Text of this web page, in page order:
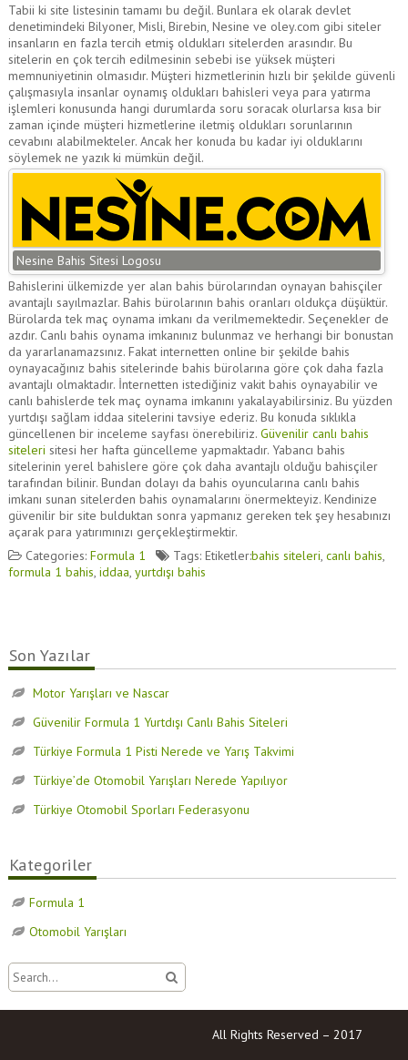
Tabii ki site listesinin tamamı bu değil. Bunlara ek olarak devlet
denetimindeki Bilyoner, Misli, Birebin, Nesine ve oley.com gibi siteler
insanların en fazla tercih etmiş oldukları sitelerden arasındır. Bu
sitelerin en çok tercih edilmesinin sebebi ise yüksek müşteri
memnuniyetinin olmasıdır. Müşteri hizmetlerinin hızlı bir şekilde güvenli
çalışmasıyla insanlar oynamış oldukları bahisleri veya para yatırma
işlemleri konusunda hangi durumlarda soru soracak olurlarsa kısa bir
zaman içinde müşteri hizmetlerine iletmiş oldukları sorunlarının
cevabını alabilmekteler. Ancak her konuda bu kadar iyi olduklarını
söylemek ne yazık ki mümkün değil.
Nesine Bahis Sitesi Logosu
Bahislerini ülkemizde yer alan bahis bürolarından oynayan bahisçiler
avantajlı sayılmazlar. Bahis bürolarının bahis oranları oldukça düşüktür.
Bürolarda tek maç oynama imkanı da verilmemektedir. Seçenekler de
azdır. Canlı bahis oynama imkanınız bulunmaz ve herhangi bir bonustan
da yararlanamazsınız. Fakat internetten online bir şekilde bahis
oynayacağınız bahis sitelerinde bahis bürolarına göre çok daha fazla
avantajlı olmaktadır. İnternetten istediğiniz vakit bahis oynayabilir ve
canlı bahislerde tek maç oynama imkanını yakalayabilirsiniz. Bu yüzden
yurtdışı sağlam iddaa sitelerini tavsiye ederiz. Bu konuda sıklıkla
güncellenen bir inceleme sayfası önerebiliriz. Güvenilir canlı bahis
siteleri sitesi her hafta güncelleme yapmaktadır. Yabancı bahis
sitelerinin yerel bahislere göre çok daha avantajlı olduğu bahisçiler
tarafından bilinir. Bundan dolayı da bahis oyuncularına canlı bahis
imkanı sunan sitelerden bahis oynamalarını önermekteyiz. Kendinize
güvenilir bir site bulduktan sonra yapmanız gereken tek şey hesabınızı
açarak para yatırımınızı gerçekleştirmektir.
Categories: Formula 1 Tags: Etiketler:bahis siteleri canlı bahis
formula 1 bahis iddaa yurtdışı bahis
Son Yazılar
Motor Yarışları ve Nascar
Güvenilir Formula 1 Yurtdışı Canlı Bahis Siteleri
Türkiye Formula 1 Pisti Nerede ve Yarış Takvimi
Türkiye’de Otomobil Yarışları Nerede Yapılıyor
Türkiye Otomobil Sporları Federasyonu
Kategoriler
Formula 1
Otomobil Yarışları
All Rights Reserved – 2017